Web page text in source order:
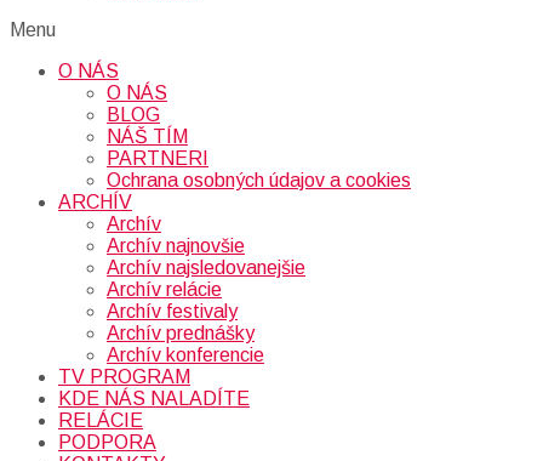
Menu
O NÁS
O NÁS
BLOG
NÁŠ TÍM
PARTNERI
Ochrana osobných údajov a cookies
ARCHÍV
Archív
Archív najnovšie
Archív najsledovanejšie
Archív relácie
Archív festivaly
Archív prednášky
Archív konferencie
TV PROGRAM
KDE NÁS NALADÍTE
RELÁCIE
PODPORA